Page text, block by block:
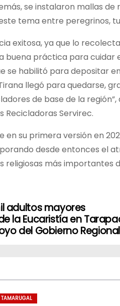
se instalaron mallas
tema entre peregrinos,
exitosa, ya que lo
buena práctica para cuidar
se habilitó para depositar
llegó para quedarse,
de base de la
Recicladoras Servirec.
en su primera versión en
desde entonces el
religiosas más importantes
adultos mayores
la Eucaristía en
del Gobierno
TAMARUGAL